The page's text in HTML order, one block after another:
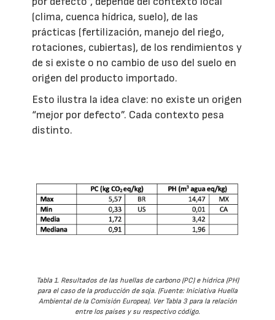
(clima, cuenca hídrica, suelo), de las
prácticas (fertilización, manejo del riego,
rotaciones, cubiertas), de los rendimientos y
de si existe o no cambio de uso del suelo en
origen del producto importado.
Esto ilustra la idea clave: no existe un origen
“mejor por defecto”. Cada contexto pesa
distinto.
Tabla 1. Resultados de las huellas de carbono (PC) e hídrica (PH)
para el caso de la producción de soja. (Fuente: Iniciativa Huella
Ambiental de la Comisión Europea). Ver Tabla 3 para la relación
entre los países y su respectivo código.